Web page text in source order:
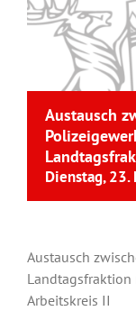
Austausch
Dienstag,
Austausch
Landtagsfraktion
Arbeitskreis II